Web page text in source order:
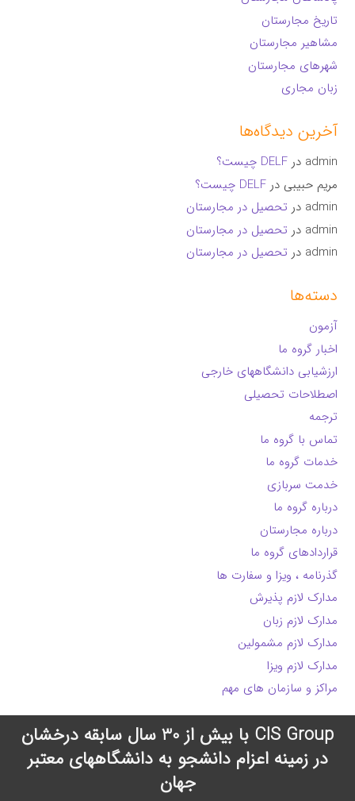
تاریخ مجارستان
مشاهیر مجارستان
شهرهای مجارستان
زبان مجاری
آخرین دیدگاه‌ها
admin درDELF چیست؟
مریم حبیبی درDELF چیست؟
admin در تحصیل در مجارستان
admin در تحصیل در مجارستان
admin در تحصیل در مجارستان
دسته‌ها
آزمون
اخبار گروه ما
ارزشیابی دانشگاههای خارجی
اصطلاحات تحصیلی
ترجمه
تماس با گروه ما
خدمات گروه ما
خدمت سربازی
درباره گروه ما
درباره مجارستان
قراردادهای گروه ما
گذرنامه ، ویزا و سفارت ها
مدارک لازم پذیرش
مدارک لازم زبان
مدارک لازم مشمولین
مدارک لازم ویزا
مراکز و سازمان های مهم
CIS Group با بیش از 30 سال سابقه درخشان
در زمینه اعزام دانشجو به دانشگاههای معتبر
جهان